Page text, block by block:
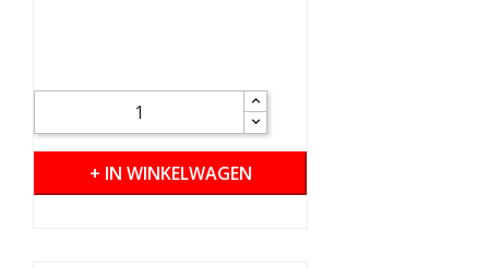
+ IN WINKELWAGEN